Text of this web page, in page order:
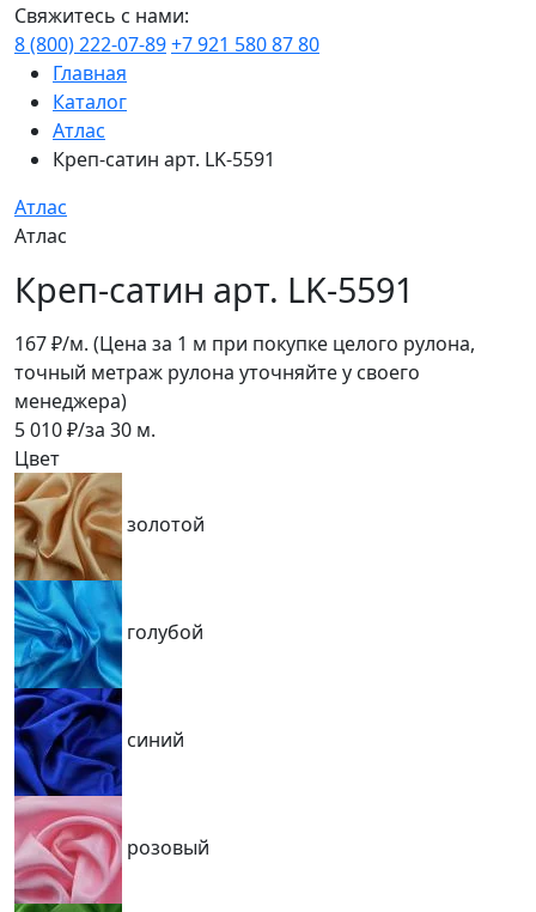
Свяжитесь с нами:
8 (800) 222-07-89+7 921 580 87 80
Главная
Каталог
Атлас
Креп-сатин арт. LK-5591
Атлас
Атлас
Креп-сатин арт. LK-5591
167₽/м. (Цена за 1 м при покупке целого рулона,
точный метраж рулона уточняйте у своего
менеджера)
5 010₽/за 30 м.
Цвет
золотой
голубой
синий
розовый